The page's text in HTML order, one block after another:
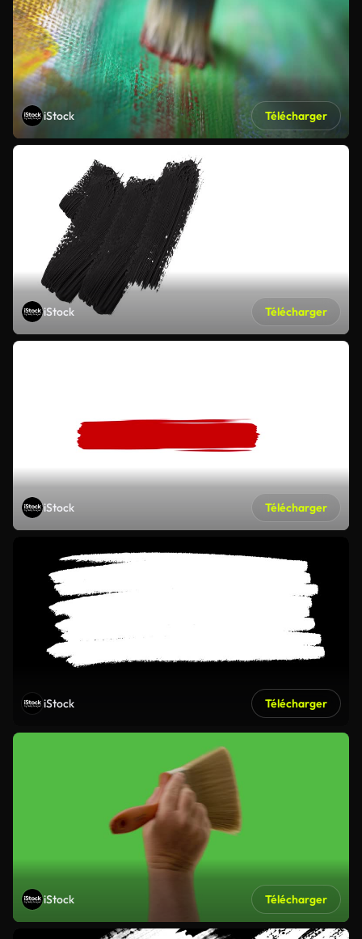
iStock Télécharger
iStock Télécharger
iStock Télécharger
iStock Télécharger
iStock Télécharger